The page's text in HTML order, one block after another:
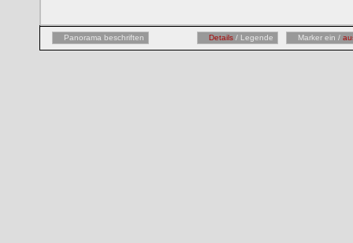
Panorama beschriften Details / Legende Marker ein /